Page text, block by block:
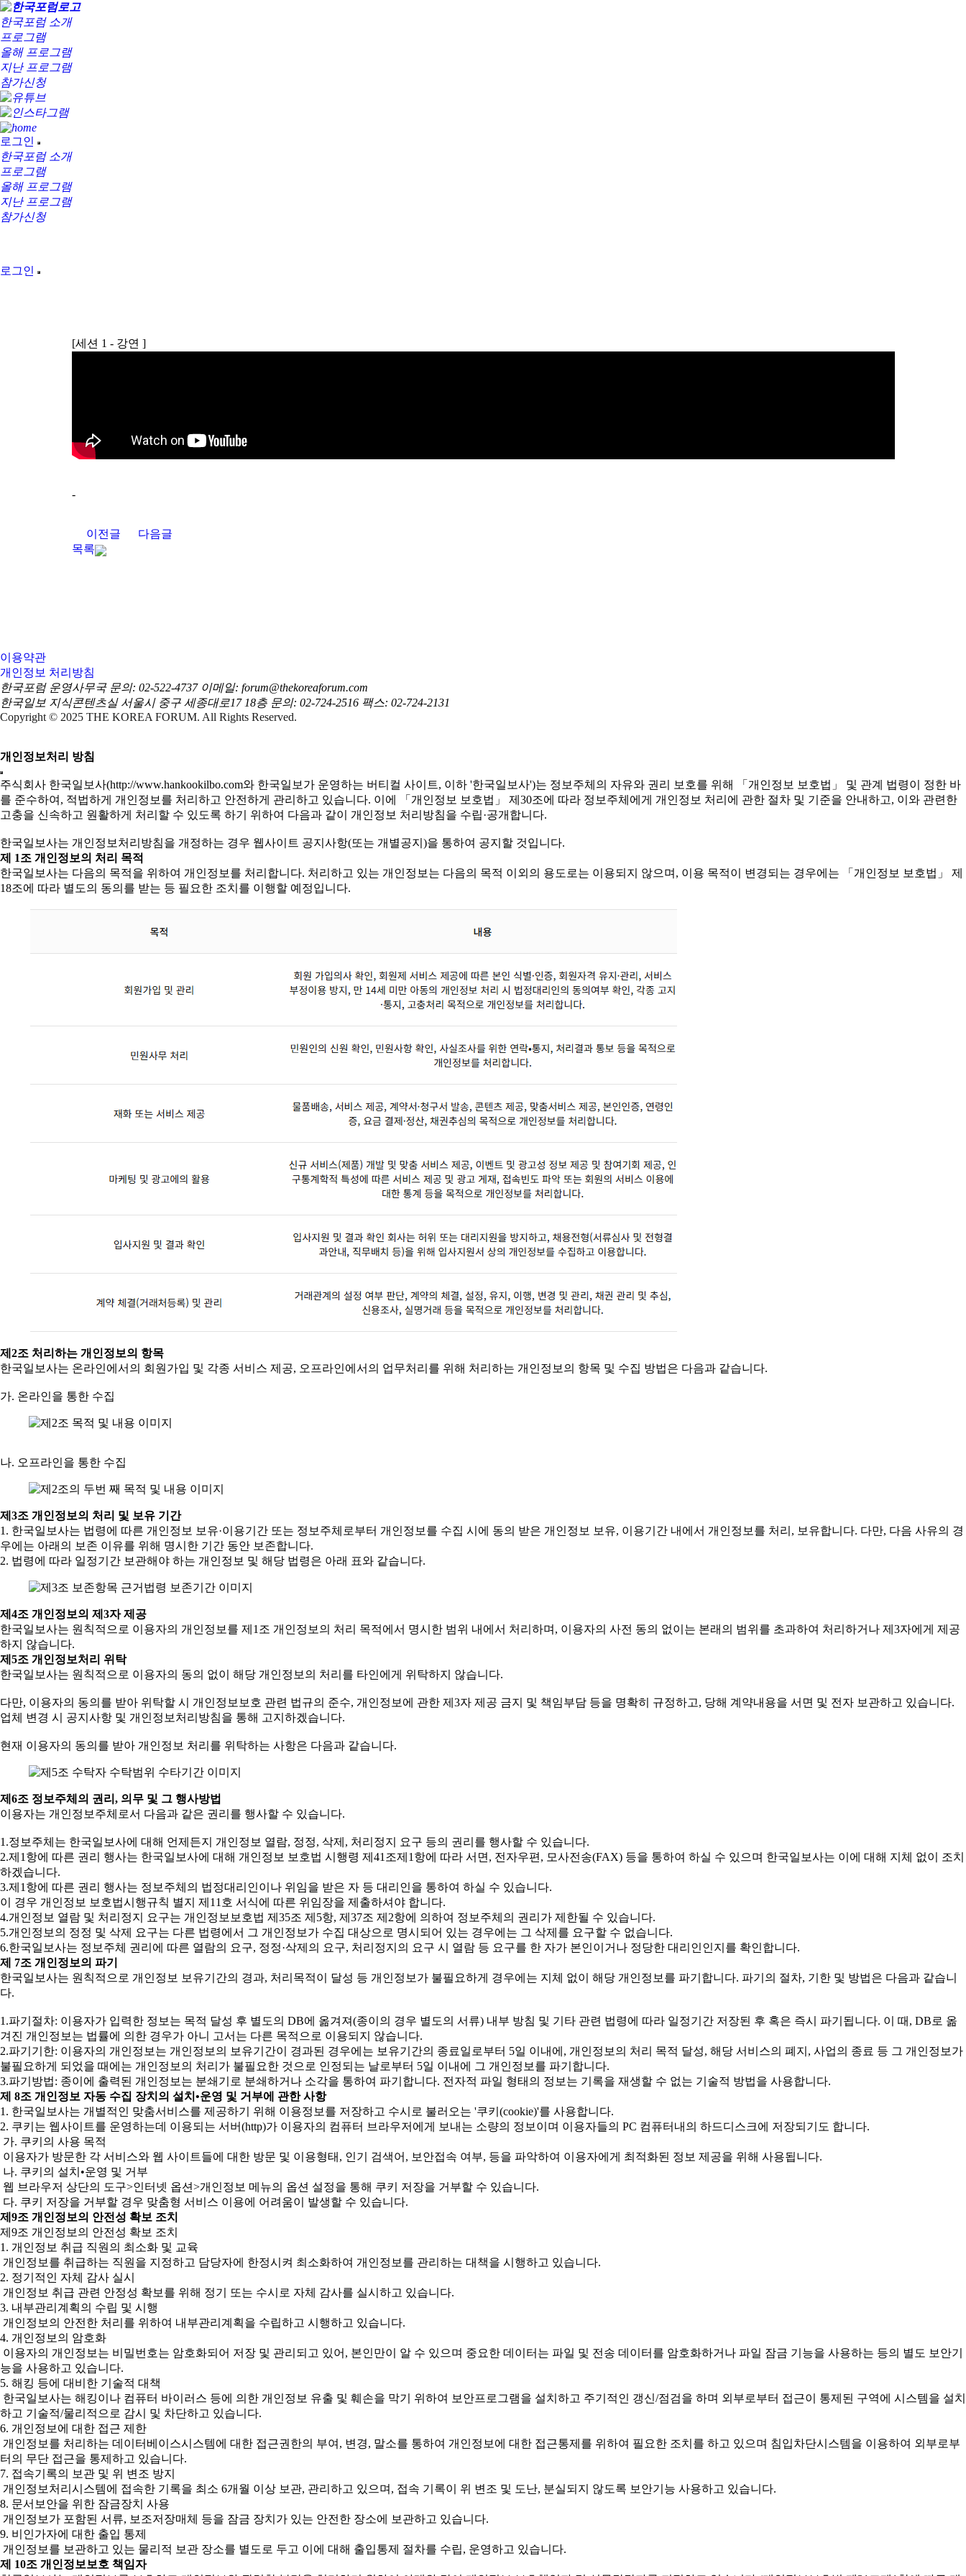
한국포럼 소개
프로그램
올해 프로그램
지난 프로그램
참가신청
로그인
한국포럼 소개
프로그램
올해 프로그램
지난 프로그램
참가신청
로그인
[세션 1 - 강연 ]
-
이전글
다음글
목록
이용약관
개인정보 처리방침
한국포럼 운영사무국 문의: 02-522-4737 이메일: forum@thekoreaforum.com
한국일보 지식콘텐츠실 서울시 중구 세종대로17 18층 문의: 02-724-2516 팩스: 02-724-2131
Copyright © 2025 THE KOREA FORUM. All Rights Reserved.
개인정보처리 방침
주식회사 한국일보사(http://www.hankookilbo.com와 한국일보가 운영하는 버티컬 사이트, 이하 '한국일보사')는 정보주체의 자유와 권리 보호를 위해 「개인정보 보호법」 및 관계 법령이 정한 바
를 준수하여, 적법하게 개인정보를 처리하고 안전하게 관리하고 있습니다. 이에 「개인정보 보호법」 제30조에 따라 정보주체에게 개인정보 처리에 관한 절차 및 기준을 안내하고, 이와 관련한
고충을 신속하고 원활하게 처리할 수 있도록 하기 위하여 다음과 같이 개인정보 처리방침을 수립·공개합니다.
한국일보사는 개인정보처리방침을 개정하는 경우 웹사이트 공지사항(또는 개별공지)을 통하여 공지할 것입니다.
제 1조 개인정보의 처리 목적
한국일보사는 다음의 목적을 위하여 개인정보를 처리합니다. 처리하고 있는 개인정보는 다음의 목적 이외의 용도로는 이용되지 않으며, 이용 목적이 변경되는 경우에는 「개인정보 보호법」 제
18조에 따라 별도의 동의를 받는 등 필요한 조치를 이행할 예정입니다.
제2조 처리하는 개인정보의 항목
한국일보사는 온라인에서의 회원가입 및 각종 서비스 제공, 오프라인에서의 업무처리를 위해 처리하는 개인정보의 항목 및 수집 방법은 다음과 같습니다.
가. 온라인을 통한 수집
나. 오프라인을 통한 수집
제3조 개인정보의 처리 및 보유 기간
1. 한국일보사는 법령에 따른 개인정보 보유·이용기간 또는 정보주체로부터 개인정보를 수집 시에 동의 받은 개인정보 보유, 이용기간 내에서 개인정보를 처리, 보유합니다. 다만, 다음 사유의 경
우에는 아래의 보존 이유를 위해 명시한 기간 동안 보존합니다.
2. 법령에 따라 일정기간 보관해야 하는 개인정보 및 해당 법령은 아래 표와 같습니다.
제4조 개인정보의 제3자 제공
한국일보사는 원칙적으로 이용자의 개인정보를 제1조 개인정보의 처리 목적에서 명시한 범위 내에서 처리하며, 이용자의 사전 동의 없이는 본래의 범위를 초과하여 처리하거나 제3자에게 제공
하지 않습니다.
제5조 개인정보처리 위탁
한국일보사는 원칙적으로 이용자의 동의 없이 해당 개인정보의 처리를 타인에게 위탁하지 않습니다.
다만, 이용자의 동의를 받아 위탁할 시 개인정보보호 관련 법규의 준수, 개인정보에 관한 제3자 제공 금지 및 책임부담 등을 명확히 규정하고, 당해 계약내용을 서면 및 전자 보관하고 있습니다.
업체 변경 시 공지사항 및 개인정보처리방침을 통해 고지하겠습니다.
현재 이용자의 동의를 받아 개인정보 처리를 위탁하는 사항은 다음과 같습니다.
제6조 정보주체의 권리, 의무 및 그 행사방법
이용자는 개인정보주체로서 다음과 같은 권리를 행사할 수 있습니다.
1.정보주체는 한국일보사에 대해 언제든지 개인정보 열람, 정정, 삭제, 처리정지 요구 등의 권리를 행사할 수 있습니다.
2.제1항에 따른 권리 행사는 한국일보사에 대해 개인정보 보호법 시행령 제41조제1항에 따라 서면, 전자우편, 모사전송(FAX) 등을 통하여 하실 수 있으며 한국일보사는 이에 대해 지체 없이 조치
하겠습니다.
3.제1항에 따른 권리 행사는 정보주체의 법정대리인이나 위임을 받은 자 등 대리인을 통하여 하실 수 있습니다.
이 경우 개인정보 보호법시행규칙 별지 제11호 서식에 따른 위임장을 제출하셔야 합니다.
4.개인정보 열람 및 처리정지 요구는 개인정보보호법 제35조 제5항, 제37조 제2항에 의하여 정보주체의 권리가 제한될 수 있습니다.
5.개인정보의 정정 및 삭제 요구는 다른 법령에서 그 개인정보가 수집 대상으로 명시되어 있는 경우에는 그 삭제를 요구할 수 없습니다.
6.한국일보사는 정보주체 권리에 따른 열람의 요구, 정정·삭제의 요구, 처리정지의 요구 시 열람 등 요구를 한 자가 본인이거나 정당한 대리인인지를 확인합니다.
제 7조 개인정보의 파기
한국일보사는 원칙적으로 개인정보 보유기간의 경과, 처리목적이 달성 등 개인정보가 불필요하게 경우에는 지체 없이 해당 개인정보를 파기합니다. 파기의 절차, 기한 및 방법은 다음과 같습니
다.
1.파기절차: 이용자가 입력한 정보는 목적 달성 후 별도의 DB에 옮겨져(종이의 경우 별도의 서류) 내부 방침 및 기타 관련 법령에 따라 일정기간 저장된 후 혹은 즉시 파기됩니다. 이 때, DB로 옮
겨진 개인정보는 법률에 의한 경우가 아니 고서는 다른 목적으로 이용되지 않습니다.
2.파기기한: 이용자의 개인정보는 개인정보의 보유기간이 경과된 경우에는 보유기간의 종료일로부터 5일 이내에, 개인정보의 처리 목적 달성, 해당 서비스의 폐지, 사업의 종료 등 그 개인정보가
불필요하게 되었을 때에는 개인정보의 처리가 불필요한 것으로 인정되는 날로부터 5일 이내에 그 개인정보를 파기합니다.
3.파기방법: 종이에 출력된 개인정보는 분쇄기로 분쇄하거나 소각을 통하여 파기합니다. 전자적 파일 형태의 정보는 기록을 재생할 수 없는 기술적 방법을 사용합니다.
제 8조 개인정보 자동 수집 장치의 설치•운영 및 거부에 관한 사항
1. 한국일보사는 개별적인 맞춤서비스를 제공하기 위해 이용정보를 저장하고 수시로 불러오는 '쿠키(cookie)'를 사용합니다.
2. 쿠키는 웹사이트를 운영하는데 이용되는 서버(http)가 이용자의 컴퓨터 브라우저에게 보내는 소량의 정보이며 이용자들의 PC 컴퓨터내의 하드디스크에 저장되기도 합니다.
가. 쿠키의 사용 목적
이용자가 방문한 각 서비스와 웹 사이트들에 대한 방문 및 이용형태, 인기 검색어, 보안접속 여부, 등을 파악하여 이용자에게 최적화된 정보 제공을 위해 사용됩니다.
나. 쿠키의 설치•운영 및 거부
웹 브라우저 상단의 도구>인터넷 옵션>개인정보 메뉴의 옵션 설정을 통해 쿠키 저장을 거부할 수 있습니다.
다. 쿠키 저장을 거부할 경우 맞춤형 서비스 이용에 어려움이 발생할 수 있습니다.
제9조 개인정보의 안전성 확보 조치
제9조 개인정보의 안전성 확보 조치
1. 개인정보 취급 직원의 최소화 및 교육
개인정보를 취급하는 직원을 지정하고 담당자에 한정시켜 최소화하여 개인정보를 관리하는 대책을 시행하고 있습니다.
2. 정기적인 자체 감사 실시
개인정보 취급 관련 안정성 확보를 위해 정기 또는 수시로 자체 감사를 실시하고 있습니다.
3. 내부관리계획의 수립 및 시행
개인정보의 안전한 처리를 위하여 내부관리계획을 수립하고 시행하고 있습니다.
4. 개인정보의 암호화
이용자의 개인정보는 비밀번호는 암호화되어 저장 및 관리되고 있어, 본인만이 알 수 있으며 중요한 데이터는 파일 및 전송 데이터를 암호화하거나 파일 잠금 기능을 사용하는 등의 별도 보안기
능을 사용하고 있습니다.
5. 해킹 등에 대비한 기술적 대책
한국일보사는 해킹이나 컴퓨터 바이러스 등에 의한 개인정보 유출 및 훼손을 막기 위하여 보안프로그램을 설치하고 주기적인 갱신/점검을 하며 외부로부터 접근이 통제된 구역에 시스템을 설치
하고 기술적/물리적으로 감시 및 차단하고 있습니다.
6. 개인정보에 대한 접근 제한
개인정보를 처리하는 데이터베이스시스템에 대한 접근권한의 부여, 변경, 말소를 통하여 개인정보에 대한 접근통제를 위하여 필요한 조치를 하고 있으며 침입차단시스템을 이용하여 외부로부
터의 무단 접근을 통제하고 있습니다.
7. 접속기록의 보관 및 위 변조 방지
개인정보처리시스템에 접속한 기록을 최소 6개월 이상 보관, 관리하고 있으며, 접속 기록이 위 변조 및 도난, 분실되지 않도록 보안기능 사용하고 있습니다.
8. 문서보안을 위한 잠금장치 사용
개인정보가 포함된 서류, 보조저장매체 등을 잠금 장치가 있는 안전한 장소에 보관하고 있습니다.
9. 비인가자에 대한 출입 통제
개인정보를 보관하고 있는 물리적 보관 장소를 별도로 두고 이에 대해 출입통제 절차를 수립, 운영하고 있습니다.
제 10조 개인정보보호 책임자